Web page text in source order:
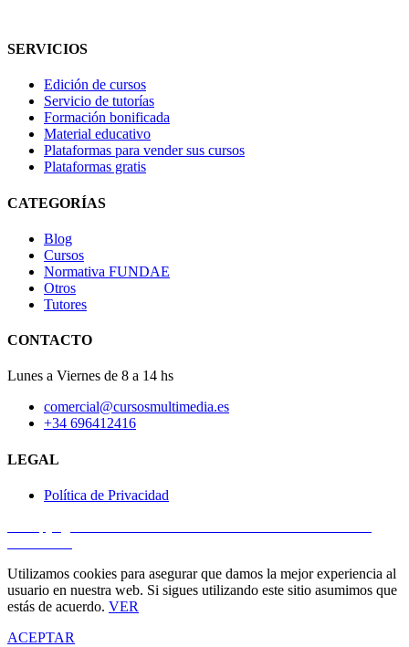
SERVICIOS
Edición de cursos
Servicio de tutorías
Formación bonificada
Material educativo
Plataformas para vender sus cursos
Plataformas gratis
CATEGORÍAS
Blog
Cursos
Normativa FUNDAE
Otros
Tutores
CONTACTO
Lunes a Viernes de 8 a 14 hs
comercial@cursosmultimedia.es
+34 696412416
LEGAL
Política de Privacidad
Utilizamos cookies para asegurar que damos la mejor experiencia al
usuario en nuestra web. Si sigues utilizando este sitio asumimos que
estás de acuerdo. VER
ACEPTAR